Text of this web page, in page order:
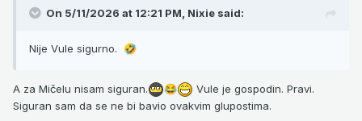
On 5/11/2026 at 12:21 PM, Nixie said:
Nije Vule sigurno. 🤣
A za Mičelu nisam siguran. 😂
Vule je gospodin. Pravi.
Siguran sam da se ne bi bavio ovakvim glupostima.